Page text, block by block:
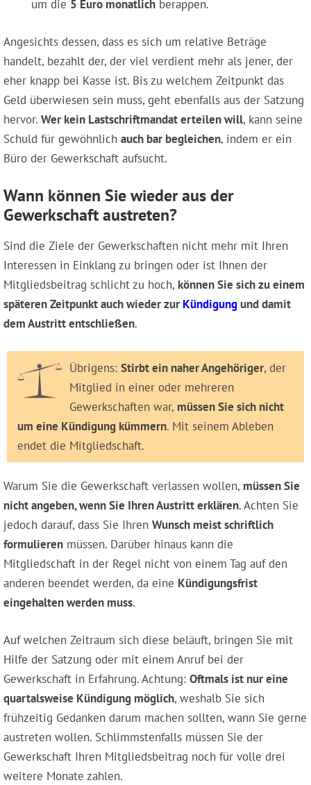
um die 5 Euro monatlich berappen.
Angesichts dessen, dass es sich um relative Beträge
handelt, bezahlt der, der viel verdient mehr als jener, der
eher knapp bei Kasse ist. Bis zu welchem Zeitpunkt das
Geld überwiesen sein muss, geht ebenfalls aus der Satzung
hervor. Wer kein Lastschriftmandat erteilen will, kann seine
Schuld für gewöhnlich auch bar begleichen, indem er ein
Büro der Gewerkschaft aufsucht.
Wann können Sie wieder aus der
Gewerkschaft austreten?
Sind die Ziele der Gewerkschaften nicht mehr mit Ihren
Interessen in Einklang zu bringen oder ist Ihnen der
Mitgliedsbeitrag schlicht zu hoch, können Sie sich zu einem
späteren Zeitpunkt auch wieder zur Kündigung und damit
dem Austritt entschließen.
Übrigens: Stirbt ein naher Angehöriger, der
Mitglied in einer oder mehreren
Gewerkschaften war, müssen Sie sich nicht
um eine Kündigung kümmern. Mit seinem Ableben
endet die Mitgliedschaft.
Warum Sie die Gewerkschaft verlassen wollen, müssen Sie
nicht angeben, wenn Sie Ihren Austritt erklären. Achten Sie
jedoch darauf, dass Sie Ihren Wunsch meist schriftlich
formulieren müssen. Darüber hinaus kann die
Mitgliedschaft in der Regel nicht von einem Tag auf den
anderen beendet werden, da eine Kündigungsfrist
eingehalten werden muss.
Auf welchen Zeitraum sich diese beläuft, bringen Sie mit
Hilfe der Satzung oder mit einem Anruf bei der
Gewerkschaft in Erfahrung. Achtung: Oftmals ist nur eine
quartalsweise Kündigung möglich, weshalb Sie sich
frühzeitig Gedanken darum machen sollten, wann Sie gerne
austreten wollen. Schlimmstenfalls müssen Sie der
Gewerkschaft Ihren Mitgliedsbeitrag noch für volle drei
weitere Monate zahlen.